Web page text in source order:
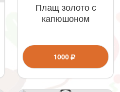
Плащ золото с
капюшоном
1000